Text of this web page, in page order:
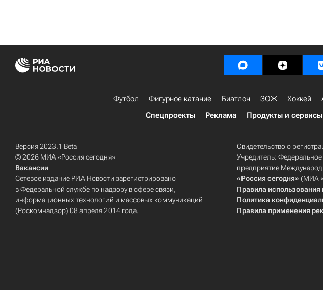
Футбол Фигурное катание Биатлон ЗОЖ Хоккей
Спецпроекты
Реклама Продукты и сервисы
Версия 2023.1 Beta
© 2026 МИА «Россия сегодня»
Вакансии
Сетевое издание РИА Новости зарегистрировано
в Федеральной службе по надзору в сфере связи,
информационных технологий и массовых коммуникаций
(Роскомнадзор) 08 апреля 2014 года.
Свидетельство о
Учредитель: Федеральное
предприятие
«Россия сегодня» (МИА
Правила
Политика
Правила применения